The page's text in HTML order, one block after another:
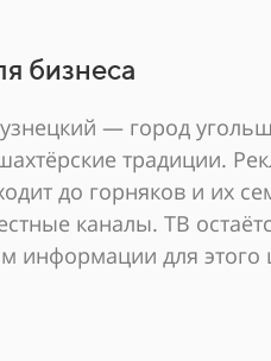
бизнеса
— город
традиции.
до горняков и их
каналы. ТВ
информации для этого